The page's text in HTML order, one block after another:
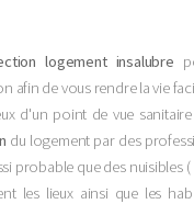
logement insalubre
afin de vous rendre la vie
d'un point de vue
du logement par des
probable que des nuisibles
les lieux ainsi que les